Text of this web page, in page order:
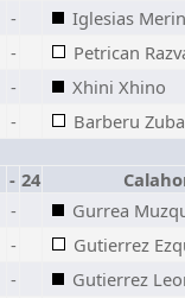
-
Iglesias
-
Petrican
-
Xhini Xhino
-
Barberu
- 24
-
Gurrea
-
Gutierrez
-
Gutierrez